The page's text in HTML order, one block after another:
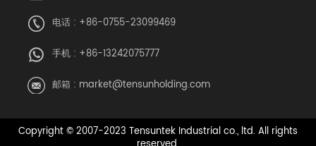
电话 : +86-0755-23099469
手机 : +86-13242075777
邮箱 : market@tensunholding.com
Copyright © 2007-2023 Tensuntek Industrial co., ltd. All rights